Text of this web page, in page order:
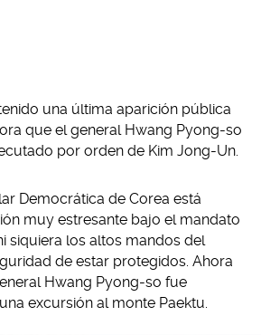
una última aparición pública
que el general Hwang Pyong-so
por orden de Kim Jong-Un.
Democrática de Corea está
muy estresante bajo el mandato
siquiera los altos mandos del
de estar protegidos. Ahora
Hwang Pyong-so fue
excursión al monte Paektu.